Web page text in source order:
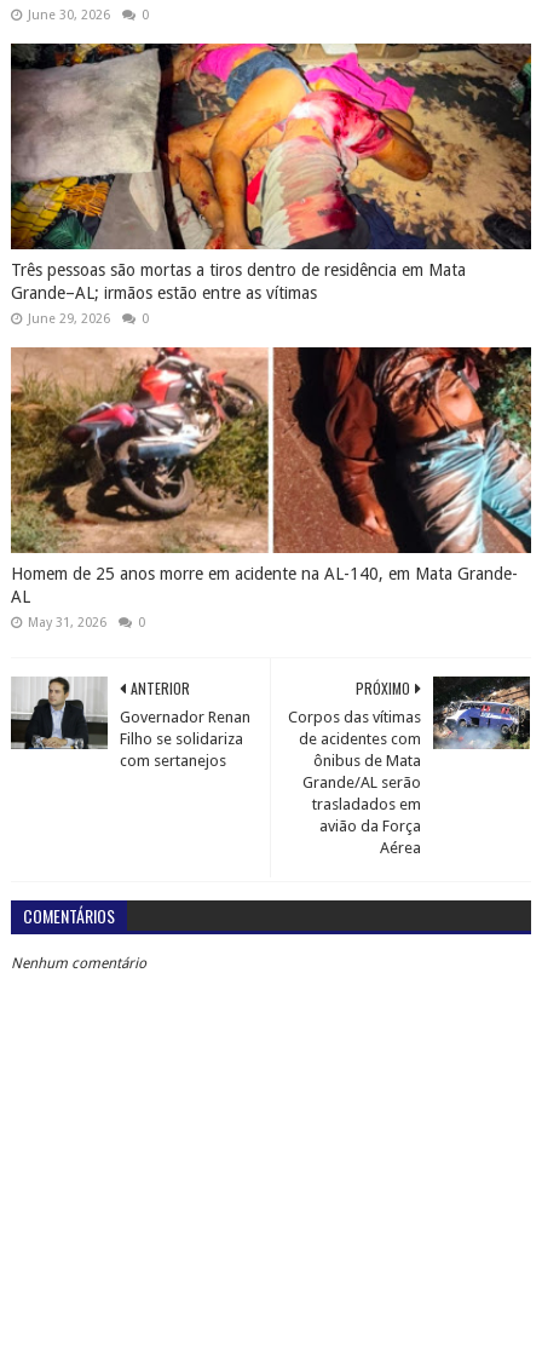
June 30, 2026 0
Três pessoas são mortas a tiros dentro de residência em Mata
Grande–AL; irmãos estão entre as vítimas
June 29, 2026 0
Homem de 25 anos morre em acidente na AL-140, em Mata Grande-
AL
May 31, 2026 0
PRÓXIMO
Corpos das vítimas
de acidentes com
ônibus de Mata
Grande/AL serão
trasladados em
avião da Força
Aérea
ANTERIOR
Governador Renan
Filho se solidariza
com sertanejos
COMENTÁRIOS
Nenhum comentário